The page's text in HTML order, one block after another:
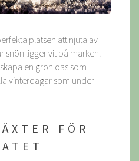
platsen att njuta av
snön ligger vit på marken.
en grön oas som
vinterdagar som under
FÖR